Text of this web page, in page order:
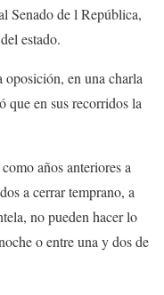
Senado de l República,
estado.
en una charla
que en sus recorridos la
años anteriores a
a cerrar temprano, a
no pueden hacer lo
o entre una y dos de